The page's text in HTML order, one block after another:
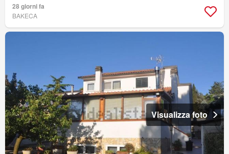
28 giorni fa
BAKECA
Visualizza foto